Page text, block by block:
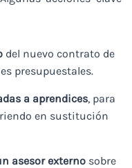
del nuevo contrato de
presupuestales.
a aprendices, para
en sustitución
asesor externo sobre